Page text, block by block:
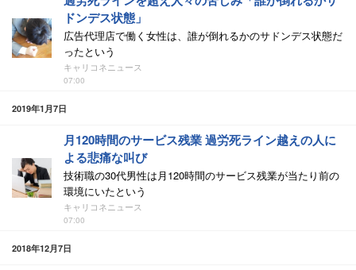
ドンデス状態」
広告代理店で働く女性は、誰が倒れるかのサドンデス状態だ
ったという
キャリコネニュース
07:00
2019年1月7日
月120時間のサービス残業 過労死ライン越えの人に
よる悲痛な叫び
技術職の30代男性は月120時間のサービス残業が当たり前の
環境にいたという
キャリコネニュース
07:00
2018年12月7日